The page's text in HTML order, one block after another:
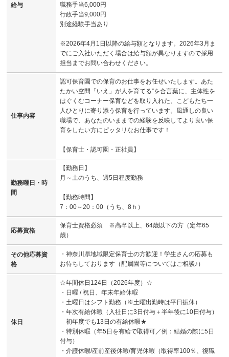
給与
職務手当6,000円
行政手当9,000円
別途経験手当あり
※2026年4月1日以降の給与額となります。2026年3月ま
でにご入社いただく場合は給与額が異なりますので採用
担当までお問い合わせください。
仕事内容
認可保育園での保育のお仕事をお任せいたします。あた
たかい空間「いえ」が人を育てる”を合言葉に、主体性を
はぐくむコーナー保育などを取り入れた、こどもたち一
人ひとりに寄り添う保育を行っています。風通しの良い
職場で、あなたのいままでの経験を反映してより良い保
育をしたい方にピッタリなお仕事です！
【保育士・認可園・正社員】
勤務曜日・時
間
【勤務日】
月～土のうち、週5日程度勤務
【勤務時間】
7：00～20：00（うち、8ｈ）
応募資格
保育士資格必須 ※高卒以上、64歳以下の方（定年65
歳）
その他応募資
格
・神奈川県地域限定保育士の方歓迎！学生さんの応募も
お待ちしております（配属園等についてはご相談♪）
休日
☆年間休日124日（2026年度）☆
・日曜 / 祝日、年末年始休暇
・土曜日はシフト勤務（※土曜出勤時は平日振休）
・年次有給休暇（入社日に3日付与＋半年後に10日付与）
初年度でも13日の有給休暇★
・特別休暇（年5日を有給で取得可／例：結婚の際に5日
付与）
・介護休暇/産前産後休暇/育児休暇（取得率100％、復職